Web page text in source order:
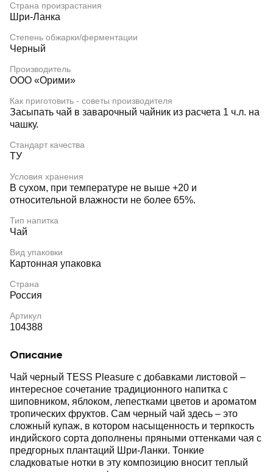
Страна произрастания
Шри-Ланка
Степень обжарки/ферментации
Черный
Производитель
ООО «Орими»
Как приготовить - советы производителя
Засыпать чай в заварочный чайник из расчета 1 ч.л. на
чашку.
Стандарт качества
ТУ
Условия хранения
В сухом, при температуре не выше +20 и
относительной влажности не более 65%.
Тип напитка
Чай
Вид упаковки
Картонная упаковка
Страна
Россия
Артикул
104388
Описание
Чай черный TESS Pleasure с добавками листовой –
интересное сочетание традиционного напитка с
шиповником, яблоком, лепестками цветов и ароматом
тропических фруктов. Сам черный чай здесь – это
сложный купаж, в котором насыщенность и терпкость
индийского сорта дополнены пряными оттенками чая с
предгорных плантаций Шри-Ланки. Тонкие
сладковатые нотки в эту композицию вносит теплый